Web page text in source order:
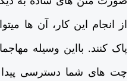
از انجام این کار، آن ها
پاک کنند. بااین وسیله
چت های شما دسترسی پیدا